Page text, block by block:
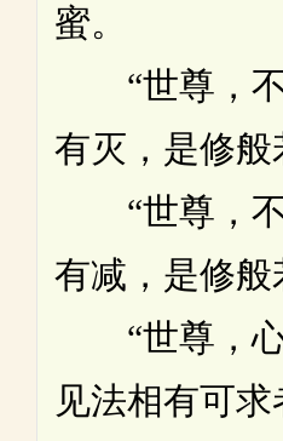
蜜。
“世尊，不
有灭，是修般
“世尊，不
有减，是修般
“世尊，心
见法相有可